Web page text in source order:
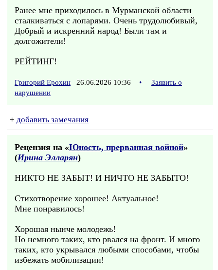
Ранее мне приходилось в Мурманской области
сталкиваться с лопарями. Очень трудолюбивый,
Добрый и искренний народ! Были там и
долгожители!
РЕЙТИНГ!
Григорий Ерохин 26.06.2026 10:36 •
Заявить о
нарушении
+ добавить замечания
Рецензия на «Юность, прерванная войной»
(Ирина Элларян)
НИКТО НЕ ЗАБЫТ! И НИЧТО НЕ ЗАБЫТО!
Стихотворение хорошее! Актуальное!
Мне понравилось!
Хорошая нынче молодежь!
Но немного таких, кто рвался на фронт. И много
таких, кто укрывался любыми способами, чтобы
избежать мобилизации!